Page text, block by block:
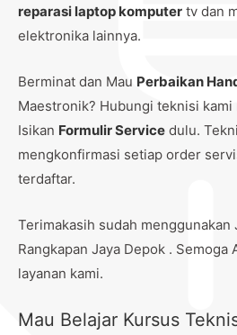
reparasi laptop komputer tv dan
elektronika lainnya.
Berminat dan Mau Perbaikan
Maestronik? Hubungi teknisi kami
Isikan Formulir Service dulu.
mengkonfirmasi setiap order
terdaftar.
Terimakasih sudah menggunakan
Rangkapan Jaya Depok . Semoga
layanan kami.
Mau Belajar Kursus